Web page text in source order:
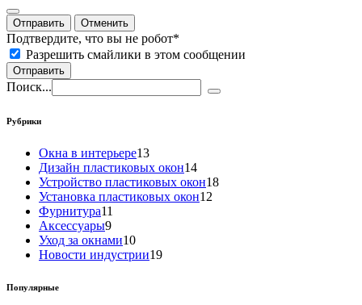
Отправить Отменить
Подтвердите, что вы не робот*
Разрешить смайлики в этом сообщении
Отправить
Поиск...
Рубрики
Окна в интерьере13
Дизайн пластиковых окон14
Устройство пластиковых окон18
Установка пластиковых окон12
Фурнитура11
Аксессуары9
Уход за окнами10
Новости индустрии19
Популярные